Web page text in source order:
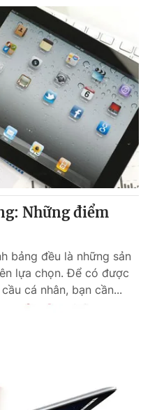
Những điểm
bảng đều là những sản
lựa chọn. Để có được
cá nhân, bạn cần...